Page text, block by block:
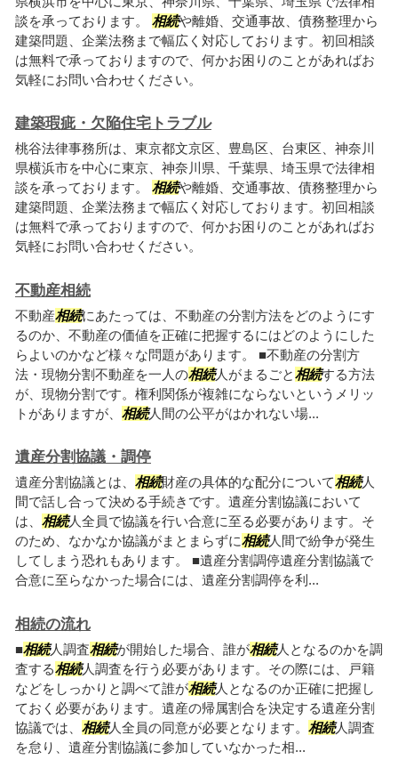
談を承っております。 相続や離婚、交通事故、債務整理から
建築問題、企業法務まで幅広く対応しております。初回相談
は無料で承っておりますので、何かお困りのことがあればお
気軽にお問い合わせください。
建築瑕疵・欠陥住宅トラブル
桃谷法律事務所は、東京都文京区、豊島区、台東区、神奈川
県横浜市を中心に東京、神奈川県、千葉県、埼玉県で法律相
談を承っております。 相続や離婚、交通事故、債務整理から
建築問題、企業法務まで幅広く対応しております。初回相談
は無料で承っておりますので、何かお困りのことがあればお
気軽にお問い合わせください。
不動産相続
不動産相続にあたっては、不動産の分割方法をどのようにす
るのか、不動産の価値を正確に把握するにはどのようにした
らよいのかなど様々な問題があります。 ■不動産の分割方
法・現物分割不動産を一人の相続人がまるごと相続する方法
が、現物分割です。権利関係が複雑にならないというメリッ
トがありますが、 相続人間の公平がはかれない場...
遺産分割協議・調停
遺産分割協議とは、 相続財産の具体的な配分について相続人
間で話し合って決める手続きです。遺産分割協議において
は、 相続人全員で協議を行い合意に至る必要があります。そ
のため、なかなか協議がまとまらずに相続人間で紛争が発生
してしまう恐れもあります。 ■遺産分割調停遺産分割協議で
合意に至らなかった場合には、遺産分割調停を利...
相続の流れ
■相続人調査相続が開始した場合、誰が相続人となるのかを調
査する相続人調査を行う必要があります。その際には、戸籍
などをしっかりと調べて誰が相続人となるのか正確に把握し
ておく必要があります。遺産の帰属割合を決定する遺産分割
協議では、 相続人全員の同意が必要となります。 相続人調査
を怠り、遺産分割協議に参加していなかった相...